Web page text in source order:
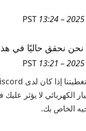
2025
–
13:24
نحن نحقق حاليًا في
2025
–
13:21
الكهربائي لا يؤثر
الخاص بك.